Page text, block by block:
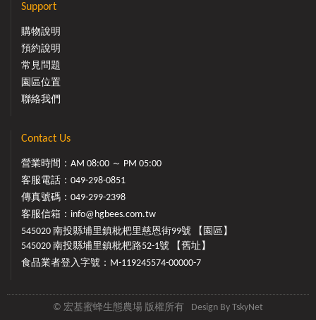
Support
購物說明
預約說明
常見問題
園區位置
聯絡我們
Contact Us
營業時間：AM 08:00 ～ PM 05:00
客服電話： 049-298-0851
傳真號碼：049-299-2398
客服信箱： info@hgbees.com.tw
545020 南投縣埔里鎮枇杷里慈恩街99號 【園區】
545020 南投縣埔里鎮枇杷路52-1號 【舊址】
食品業者登入字號：M-119245574-00000-7
© 宏基蜜蜂生態農場 版權所有 Design By TskyNet